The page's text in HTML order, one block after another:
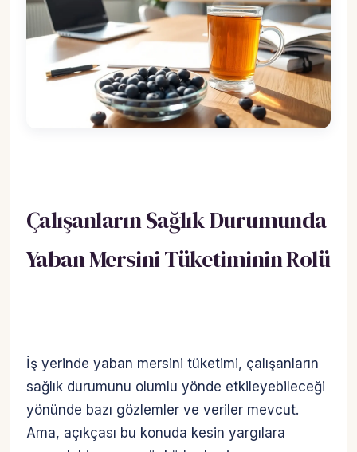
Çalışanların Sağlık Durumunda
Yaban Mersini Tüketiminin Rolü
İş yerinde yaban mersini tüketimi, çalışanların
sağlık durumunu olumlu yönde etkileyebileceği
yönünde bazı gözlemler ve veriler mevcut.
Ama, açıkçası bu konuda kesin yargılara